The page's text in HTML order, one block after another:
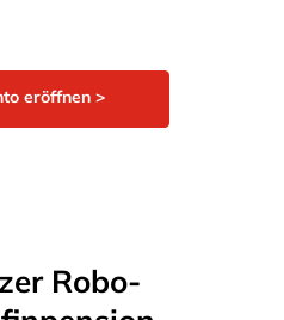
eröffnen >
Robo-